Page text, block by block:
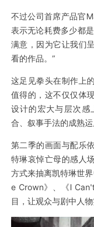
不过公司首席产品官
表示无论耗费多少都
满意，因为它让我们
看的作品。”
这足见拳头在制作上
值得的，这不仅仅体
设计的宏大与层次感
合、叙事手法的成熟
第二季的画面与配乐
特琳哀悼亡母的感人
方式来抽离凯特琳世
e Crown》、《I
目，让观众与剧中人物